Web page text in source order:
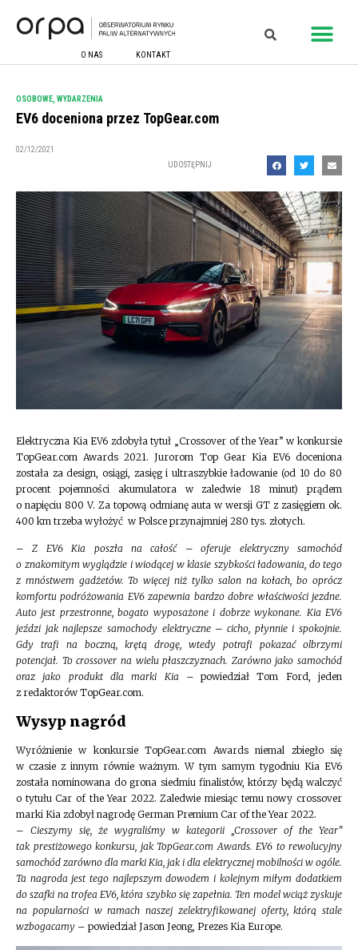
O NAS KONTAKT
OSOBOWE WYDARZENIA
EV6 doceniona przez TopGear.com
02/12/2021
UDOSTĘPNIJ
Elektryczna Kia EV6 zdobyła tytuł „Crossover of the Year” w konkursie
TopGear.com Awards 2021. Jurorom Top Gear Kia EV6 doceniona
została za design, osiągi, zasięg i ultraszybkie ładowanie (od 10 do 80
procent pojemności akumulatora w zaledwie 18 minut) prądem
o napięciu 800 V. Za topową odmianę auta w wersji GT z zasięgiem ok.
400 km trzeba wyłożyć w Polsce przynajmniej 280 tys. złotych.
–Z EV6 Kia poszła na całość – oferuje elektryczny samochód
o znakomitym wyglądzie i wiodącej w klasie szybkości ładowania, do tego
z mnóstwem gadżetów. To więcej niż tylko salon na kołach, bo oprócz
komfortu podróżowania EV6 zapewnia bardzo dobre właściwości jezdne.
Auto jest przestronne, bogato wyposażone i dobrze wykonane. Kia EV6
jeździ jak najlepsze samochody elektryczne – cicho, płynnie i spokojnie.
Gdy trafi na boczną, krętą drogę, wtedy potrafi pokazać olbrzymi
potencjał. To crossover na wielu płaszczyznach. Zarówno jako samochód
oraz jako produkt dla marki Kia –powiedział Tom Ford, jeden
z redaktorów TopGear.com.
Wysyp nagród
Wyróżnienie w konkursie TopGear.com Awards niemal zbiegło się
w czasie z innym równie ważnym. W tym samym tygodniu Kia EV6
została nominowana do grona siedmiu finalistów, którzy będą walczyć
o tytułu Car of the Year 2022. Zaledwie miesiąc temu nowy crossover
marki Kia zdobył nagrodę German Premium Car of the Year 2022.
– Cieszymy się, że wygraliśmy w kategorii „Crossover of the Year”
tak prestiżowego konkursu, jak TopGear.com Awards. EV6 to rewolucyjny
samochód zarówno dla marki Kia, jak i dla elektrycznej mobilności w ogóle.
Ta nagroda jest tego najlepszym dowodem i kolejnym miłym dodatkiem
do szafki na trofea EV6, która szybko się zapełnia. Ten model wciąż zyskuje
na popularności w ramach naszej zelektryfikowanej oferty, którą stale
wzbogacamy – powiedział Jason Jeong, Prezes Kia Europe.